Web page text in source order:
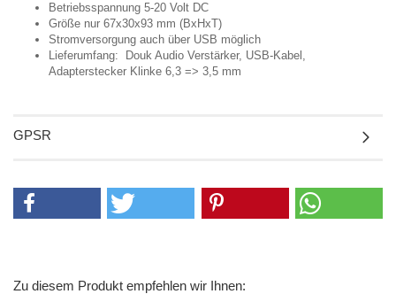
Betriebsspannung 5-20 Volt DC
Größe nur 67x30x93 mm (BxHxT)
Stromversorgung auch über USB möglich
Lieferumfang: Douk Audio Verstärker, USB-Kabel,
Adapterstecker Klinke 6,3 => 3,5 mm
GPSR
Zu diesem Produkt empfehlen wir Ihnen: